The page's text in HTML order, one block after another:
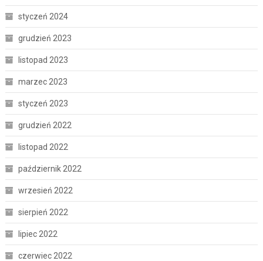
styczeń 2024
grudzień 2023
listopad 2023
marzec 2023
styczeń 2023
grudzień 2022
listopad 2022
październik 2022
wrzesień 2022
sierpień 2022
lipiec 2022
czerwiec 2022